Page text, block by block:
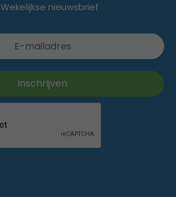
Wekelijkse nieuwsbrief